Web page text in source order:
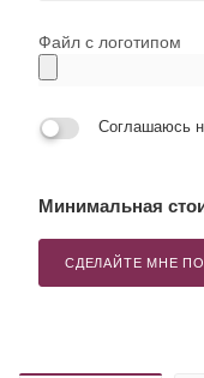
Файл с логотипом
Соглашаюсь
Минимальная
СДЕЛАЙТЕ МНЕ